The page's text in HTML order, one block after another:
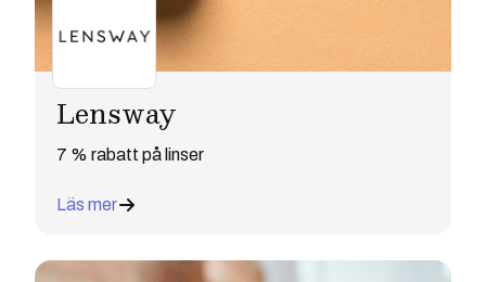
Lensway
7 % rabatt på linser
Läs mer